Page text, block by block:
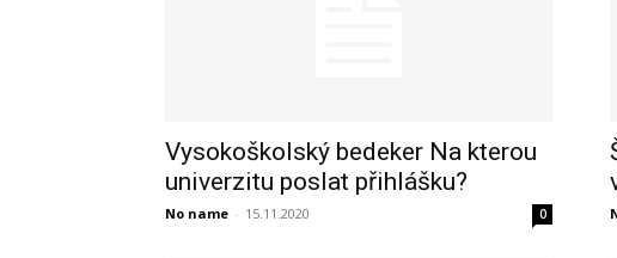
Vysokoškolský bedeker Na kterou
univerzitu poslat přihlášku?
No name - 15.11.2020 0